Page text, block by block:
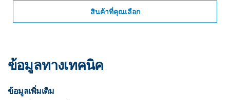
สินค้าที่คุณเลือก
ข้อมูลทางเทคนิค
ข้อมูลเพิ่มเติม